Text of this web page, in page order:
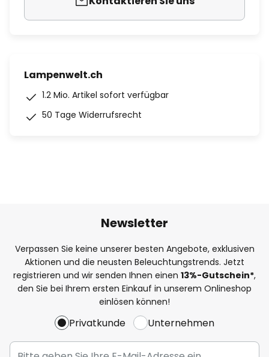
Lampenwelt.ch
1.2 Mio. Artikel sofort verfügbar
50 Tage Widerrufsrecht
Newsletter
Verpassen Sie keine unserer besten Angebote, exklusiven
Aktionen und die neusten Beleuchtungstrends. Jetzt
registrieren und wir senden Ihnen einen 13%-Gutschein*,
den Sie bei Ihrem ersten Einkauf in unserem Onlineshop
einlösen können!
Privatkunde Unternehmen